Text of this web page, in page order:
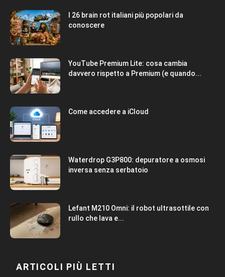
I 26 brain rot italiani più popolari da
conoscere
YouTube Premium Lite: cosa cambia
davvero rispetto a Premium (e quando...
Come accedere a iCloud
Waterdrop G3P800: depuratore a osmosi
inversa senza serbatoio
Lefant M210 Omni: il robot ultrasottile con
rullo che lava e...
ARTICOLI PIÙ LETTI